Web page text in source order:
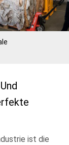
ist die